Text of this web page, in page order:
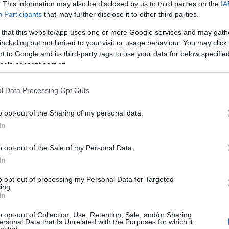
This information may also be disclosed by us to third parties on the
Participants that may further disclose it to other third parties.
that this website/app uses one or more Google services and may
but not limited to your visit or usage behaviour. You may
to Google and its third-party tags to use your data for below
consent section.
Data Processing Opt Outs
opt-out of the Sharing of my personal data.
opt-out of the Sale of my Personal Data.
opt-out of processing my Personal Data for Targeted
opt-out of Collection, Use, Retention, Sale, and/or Sharing
Data that Is Unrelated with the Purposes for which it
Melléfogott az asztrológusod? Nem találsz
már helyet az ágyadnak a földsugárzástól?
Össze-vissza forog az Egely- kereked? Nem
használt a macskádnak a homeopátiás
bogyó?
Írd meg nekünk:
UTOLSÓ KOMMENTEK
bizonyítottan igaza van a bírált szerzőnek. "...
tesz-vesz: @Unor: nem küldte el, mi lett a vita
christo161: www.snopes.com/fact-
check/moon-truth/(2024.06.01. 18:28)Ember a